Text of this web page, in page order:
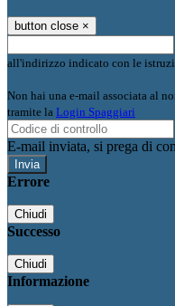
button close ×
all'indirizzo indicato con le
Non hai una e-mail associata al
tramite la Login Spaggiari
E-mail inviata, si prega di
Errore
Chiudi
Successo
Chiudi
Informazione